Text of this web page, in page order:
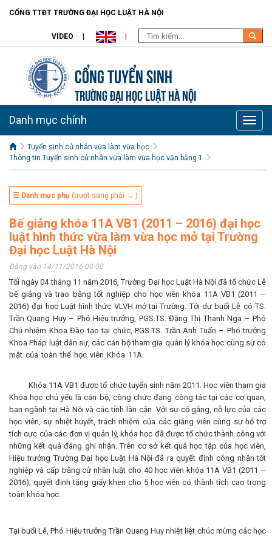
CỔNG TTĐT TRƯỜNG ĐẠI HỌC LUẬT HÀ NỘI
VIDEO
Cổng tuyển sinh
TRƯỜNG ĐẠI HỌC LUẬT HÀ NỘI
Toggle
Danh mục chính
Tuyển sinh cử nhân vừa làm vừa học
Thông tin Tuyển sinh cử nhân vừa làm vừa học văn bằng 1
☰ Danh mục phụ (trượt sang phải → )
Bế giảng khóa 11A VB1 (2011 – 2016) đại học
luật hình thức vừa làm vừa học mở tại Trường
Đại học Luật Hà Nội
Đăng vào 14/11/2016 00:00
Tối ngày 04 tháng 11 năm 2016, Trường Đại học Luật Hà Nội đã tổ chức Lễ
bế giảng và trao bằng tốt nghiệp cho học viên khóa 11A VB1 (2011 –
2016) đại học Luật hình thức VLVH mở tại Trường. Tới dự buổi Lễ có TS.
Trần Quang Huy – Phó Hiệu trưởng, PGS.TS. Đặng Thị Thanh Nga – Phó
Chủ nhiệm Khoa Đào tạo tại chức, PGS.TS. Trần Anh Tuấn – Phó trưởng
Khoa Pháp luật dân sự, các cán bộ tham gia quản lý khóa học cùng sự có
mặt của toàn thể học viên Khóa 11A.
Khóa 11A VB1 được tổ chức tuyển sinh năm 2011. Học viên tham gia
Khóa học chủ yếu là cán bộ, công chức đang công tác tại các cơ quan,
ban ngành tại Hà Nội và các tỉnh lân cận. Với sự cố gắng, nỗ lực của các
học viên, sự nhiệt huyết, trách nhiệm của các giảng viên cùng sự hỗ trợ
tích cực của các đơn vị quản lý, khóa học đã được tổ chức thành công với
những kết quả đáng ghi nhận. Trên cơ sở kết quả học tập của học viên,
Hiệu trưởng Trường Đại học Luật Hà Nội đã ra quyết định công nhận tốt
nghiệp và cấp bằng cử nhân luật cho 40 học viên khóa 11A VB1 (2011 –
2016); quyết định tặng giấy khen cho 5 học viên có thành tích cao trong
toàn khóa học.
Tại buổi Lễ, Phó Hiệu trưởng Trần Quang Huy nhiệt liệt chúc mừng các học